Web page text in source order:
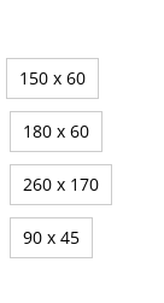
150 x 60
180 x 60
260 x 170
90 x 45